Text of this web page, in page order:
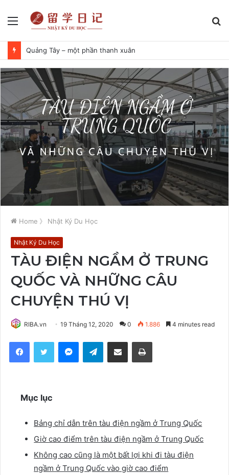
Menu
Quảng Tây – một phần thanh xuân
Home 》 Nhật Ký Du Học
Nhật Ký Du Học
TÀU ĐIỆN NGẦM Ở TRUNG
QUỐC VÀ NHỮNG CÂU
CHUYỆN THÚ VỊ
RIBA.vn 19 Tháng 12, 2020 0 1.886 4 minutes read
FacebookTwitter MessengerTelegramShare via Email Print
Mục lục
Bảng chỉ dẫn trên tàu điện ngầm ở Trung Quốc
Giờ cao điểm trên tàu điện ngầm ở Trung Quốc
Không cao cũng là một bất lợi khi đi tàu điện
ngầm ở Trung Quốc vào giờ cao điểm